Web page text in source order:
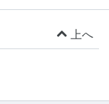
上へ